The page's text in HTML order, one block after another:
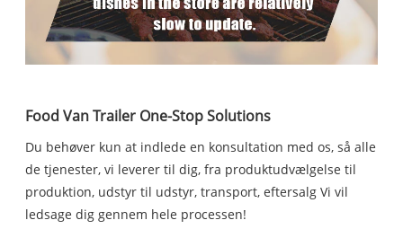
Food Van Trailer One-Stop Solutions
Du behøver kun at indlede en konsultation med os, så alle
de tjenester, vi leverer til dig, fra produktudvælgelse til
produktion, udstyr til udstyr, transport, eftersalg Vi vil
ledsage dig gennem hele processen!